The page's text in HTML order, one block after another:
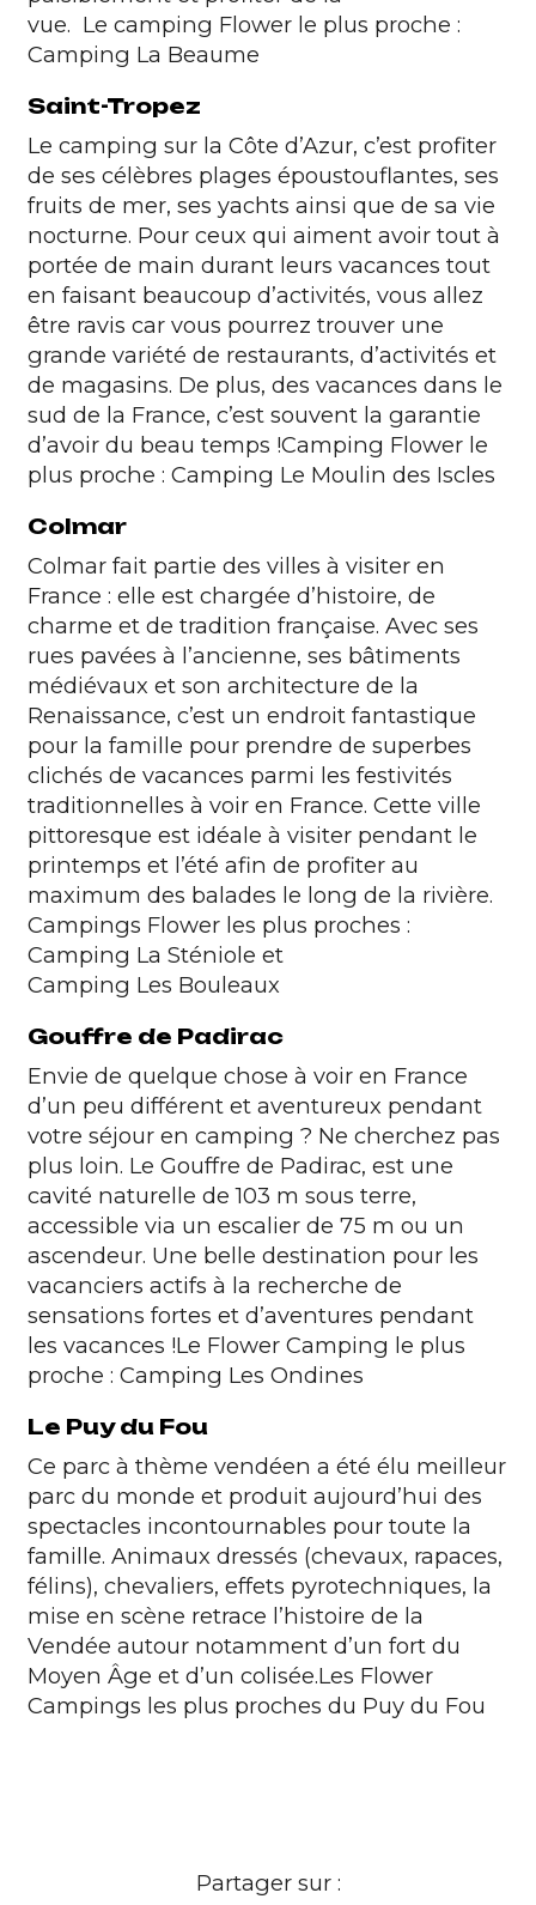
vue. Le camping Flower le plus proche :
Camping La Beaume
Saint-Tropez
Le camping sur la Côte d’Azur, c’est profiter
de ses célèbres plages époustouflantes, ses
fruits de mer, ses yachts ainsi que de sa vie
nocturne. Pour ceux qui aiment avoir tout à
portée de main durant leurs vacances tout
en faisant beaucoup d’activités, vous allez
être ravis car vous pourrez trouver une
grande variété de restaurants, d’activités et
de magasins. De plus, des vacances dans le
sud de la France, c’est souvent la garantie
d’avoir du beau temps !Camping Flower le
plus proche : Camping Le Moulin des Iscles
Colmar
Colmar fait partie des villes à visiter en
France : elle est chargée d’histoire, de
charme et de tradition française. Avec ses
rues pavées à l’ancienne, ses bâtiments
médiévaux et son architecture de la
Renaissance, c’est un endroit fantastique
pour la famille pour prendre de superbes
clichés de vacances parmi les festivités
traditionnelles à voir en France. Cette ville
pittoresque est idéale à visiter pendant le
printemps et l’été afin de profiter au
maximum des balades le long de la rivière.
Campings Flower les plus proches :
Camping La Sténiole et
Camping Les Bouleaux
Gouffre de Padirac
Envie de quelque chose à voir en France
d’un peu différent et aventureux pendant
votre séjour en camping ? Ne cherchez pas
plus loin. Le Gouffre de Padirac, est une
cavité naturelle de 103 m sous terre,
accessible via un escalier de 75 m ou un
ascendeur. Une belle destination pour les
vacanciers actifs à la recherche de
sensations fortes et d’aventures pendant
les vacances !Le Flower Camping le plus
proche : Camping Les Ondines
Le Puy du Fou
Ce parc à thème vendéen a été élu meilleur
parc du monde et produit aujourd’hui des
spectacles incontournables pour toute la
famille. Animaux dressés (chevaux, rapaces,
félins), chevaliers, effets pyrotechniques, la
mise en scène retrace l’histoire de la
Vendée autour notamment d’un fort du
Moyen Âge et d’un colisée.Les Flower
Campings les plus proches du Puy du Fou
Partager sur :